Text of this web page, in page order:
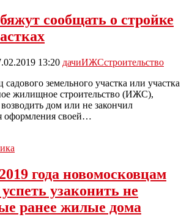
сообщать о стройке
13:20 дачиИЖСстроительство
садового земельного участка или участка
жилищное строительство (ИЖС),
дом или не закончил
оформления своей…
года новомосковцам
узаконить не
ранее жилые дома